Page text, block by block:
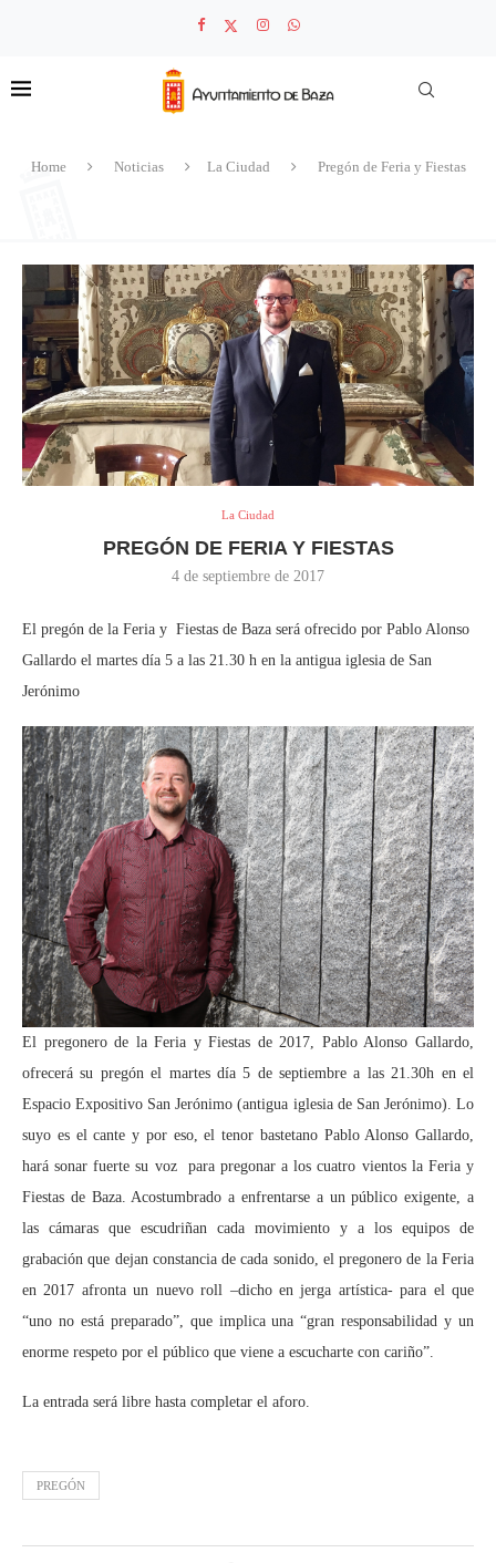
Home Noticias La Ciudad Pregón de Feria y Fiestas
La Ciudad
PREGÓN DE FERIA Y FIESTAS
4 de septiembre de 2017
El pregón de la Feria y Fiestas de Baza será ofrecido por Pablo Alonso
Gallardo el martes día 5 a las 21.30 h en la antigua iglesia de San
Jerónimo
El pregonero de la Feria y Fiestas de 2017, Pablo Alonso Gallardo,
ofrecerá su pregón el martes día 5 de septiembre a las 21.30h en el
Espacio Expositivo San Jerónimo (antigua iglesia de San Jerónimo). Lo
suyo es el cante y por eso, el tenor bastetano Pablo Alonso Gallardo,
hará sonar fuerte su voz para pregonar a los cuatro vientos la Feria y
Fiestas de Baza. Acostumbrado a enfrentarse a un público exigente, a
las cámaras que escudriñan cada movimiento y a los equipos de
grabación que dejan constancia de cada sonido, el pregonero de la Feria
en 2017 afronta un nuevo roll –dicho en jerga artística- para el que
“uno no está preparado”, que implica una “gran responsabilidad y un
enorme respeto por el público que viene a escucharte con cariño”.
La entrada será libre hasta completar el aforo.
PREGÓN